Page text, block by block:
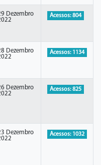
Dezembro
Acessos: 804
Dezembro
Acessos: 1134
Dezembro
Acessos: 825
Dezembro
Acessos: 1032